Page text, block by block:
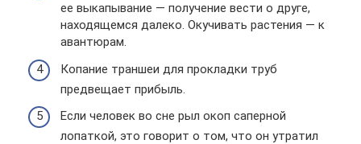
ее выкапывание — получение вести о друге,
находящемся далеко. Окучивать растения — к
авантюрам.
Копание траншеи для прокладки труб
предвещает прибыль.
Если человек во сне рыл окоп саперной
лопаткой, это говорит о том, что он утратил